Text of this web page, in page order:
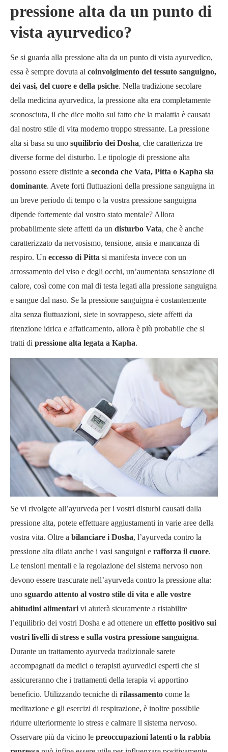
pressione alta da un punto di
vista ayurvedico?
Se si guarda alla pressione alta da un punto di vista ayurvedico,
essa è sempre dovuta al coinvolgimento del tessuto sanguigno,
dei vasi, del cuore e della psiche. Nella tradizione secolare
della medicina ayurvedica, la pressione alta era completamente
sconosciuta, il che dice molto sul fatto che la malattia è causata
dal nostro stile di vita moderno troppo stressante. La pressione
alta si basa su uno squilibrio dei Dosha, che caratterizza tre
diverse forme del disturbo. Le tipologie di pressione alta
possono essere distinte a seconda che Vata, Pitta o Kapha sia
dominante. Avete forti fluttuazioni della pressione sanguigna in
un breve periodo di tempo o la vostra pressione sanguigna
dipende fortemente dal vostro stato mentale? Allora
probabilmente siete affetti da un disturbo Vata, che è anche
caratterizzato da nervosismo, tensione, ansia e mancanza di
respiro. Un eccesso di Pitta si manifesta invece con un
arrossamento del viso e degli occhi, un’aumentata sensazione di
calore, così come con mal di testa legati alla pressione sanguigna
e sangue dal naso. Se la pressione sanguigna è costantemente
alta senza fluttuazioni, siete in sovrappeso, siete affetti da
ritenzione idrica e affaticamento, allora è più probabile che si
tratti di pressione alta legata a Kapha.
Se vi rivolgete all’ayurveda per i vostri disturbi causati dalla
pressione alta, potete effettuare aggiustamenti in varie aree della
vostra vita. Oltre a bilanciare i Dosha, l’ayurveda contro la
pressione alta dilata anche i vasi sanguigni e rafforza il cuore.
Le tensioni mentali e la regolazione del sistema nervoso non
devono essere trascurate nell’ayurveda contro la pressione alta:
uno sguardo attento al vostro stile di vita e alle vostre
abitudini alimentari vi aiuterà sicuramente a ristabilire
l’equilibrio dei vostri Dosha e ad ottenere un effetto positivo sui
vostri livelli di stress e sulla vostra pressione sanguigna.
Durante un trattamento ayurveda tradizionale sarete
accompagnati da medici o terapisti ayurvedici esperti che si
assicureranno che i trattamenti della terapia vi apportino
beneficio. Utilizzando tecniche di rilassamento come la
meditazione e gli esercizi di respirazione, è inoltre possibile
ridurre ulteriormente lo stress e calmare il sistema nervoso.
Osservare più da vicino le preoccupazioni latenti o la rabbia